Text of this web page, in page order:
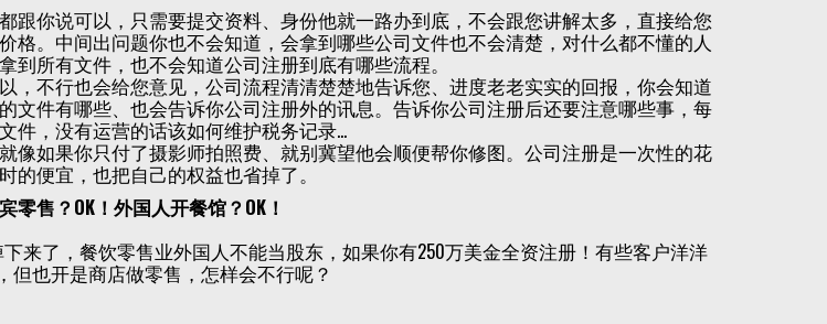
跟你说可以，只需要提交资料、身份他就一路办到底，不会跟您讲解太多，直接给您
格。中间出问题你也不会知道，会拿到哪些公司文件也不会清楚，对什么都不懂的人
到所有文件，也不会知道公司注册到底有哪些流程。
，不行也会给您意见，公司流程清清楚楚地告诉您、进度老老实实的回报，你会知道
文件有哪些、也会告诉你公司注册外的讯息。告诉你公司注册后还要注意哪些事，每
件，没有运营的话该如何维护税务记录…
像如果你只付了摄影师拍照费、就别冀望他会顺便帮你修图。公司注册是一次性的花
的便宜，也把自己的权益也省掉了。
零售？OK！外国人开餐馆？OK！
下来了，餐饮零售业外国人不能当股东，如果你有250万美金全资注册！有些客户洋洋
但也开是商店做零售，怎样会不行呢？